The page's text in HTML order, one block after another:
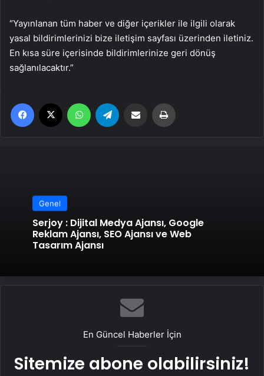
“Yayınlanan tüm haber ve diğer içerikler ile ilgili olarak
yasal bildirimlerinizi bize iletişim sayfası üzerinden iletiniz.
En kısa süre içerisinde bildirimlerinize geri dönüş
sağlanılacaktır.”
Facebook WhatsApp Email'den paylaş
Genel
Serjoy : Dijital Medya Ajansı, Google
Reklam Ajansı, SEO Ajansı ve Web
Tasarım Ajansı
En Güncel Haberler İçin
Sitemize abone olabilirsiniz!